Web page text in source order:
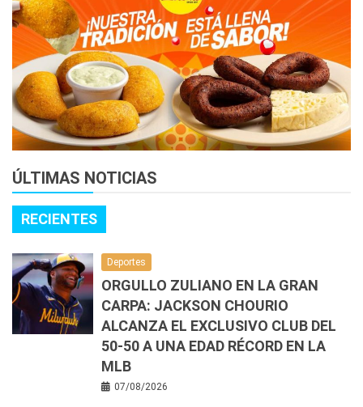
ÚLTIMAS NOTICIAS
RECIENTES
Deportes
ORGULLO ZULIANO EN LA GRAN
CARPA: JACKSON CHOURIO
ALCANZA EL EXCLUSIVO CLUB DEL
50-50 A UNA EDAD RÉCORD EN LA
MLB
07/08/2026